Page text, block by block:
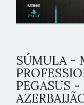
SÚMULA -
PEGASUS